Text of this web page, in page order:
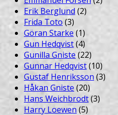
Erik Berglund (2)
Frida Toto (3)
Göran Starke (1)
Gun Hedqvist(4)
Gunilla Gniste (22)
Gunnar Hedqvist(10)
Gustaf Henriksson (3)
Håkan Gniste (20)
Hans Weichbrodt(3)
Harry Loewen (5)